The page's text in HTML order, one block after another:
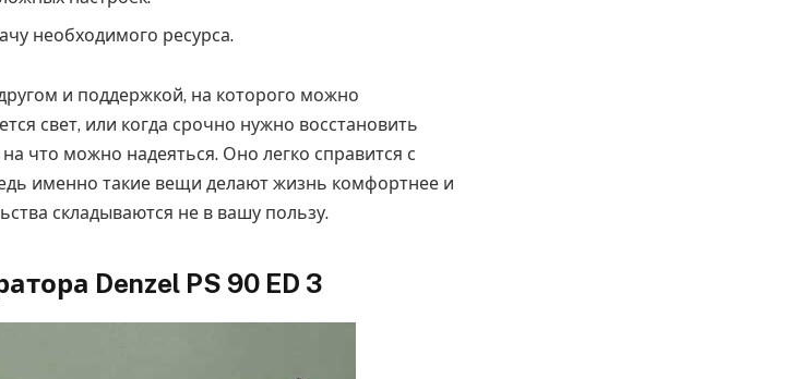
необходимого ресурса.
и поддержкой, на которого можно
свет, или когда срочно нужно восстановить
что можно надеяться. Оно легко справится с
именно такие вещи делают жизнь комфортнее и
складываются не в вашу пользу.
Denzel PS 90 ED 3